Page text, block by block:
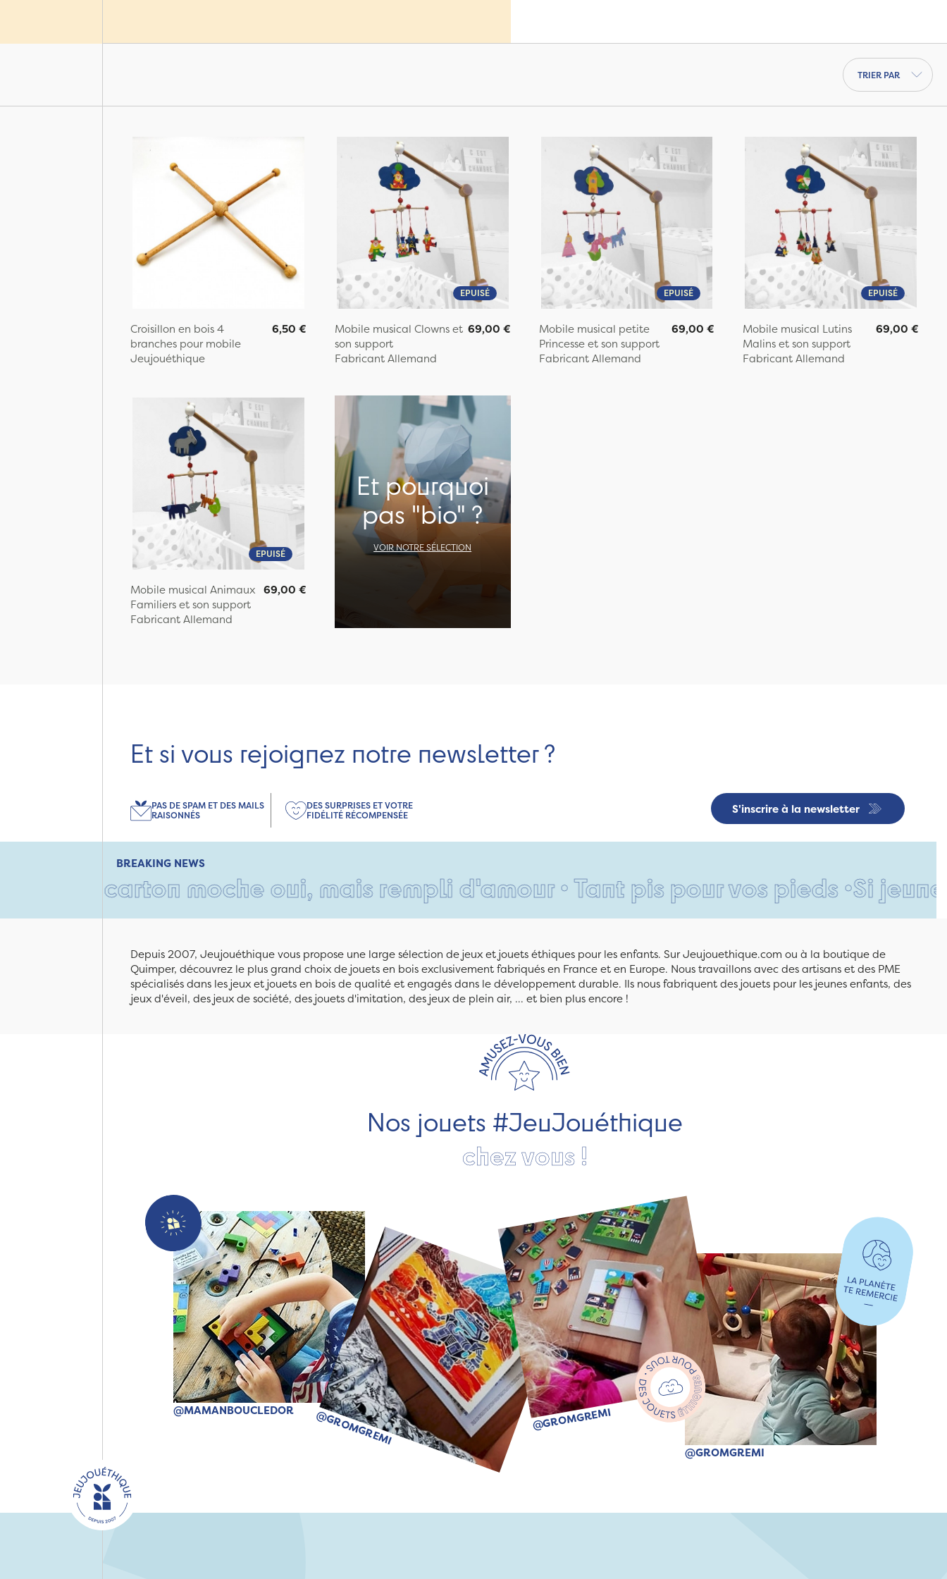
potence à fixer sur le berceau de bébé.
Trier par
Croisillon en bois 4
branches pour mobile
Jeujouéthique
6,50 €
EPUISÉ
Mobile musical Clowns et
son support
Fabricant Allemand
69,00 €
EPUISÉ
Mobile musical petite
Princesse et son support
Fabricant Allemand
69,00 €
EPUISÉ
Mobile musical Lutins
Malins et son support
Fabricant Allemand
69,00 €
EPUISÉ
Mobile musical Animaux
Familiers et son support
Fabricant Allemand
69,00 €
Et pourquoi
pas "bio" ?
VOIR NOTRE SÉLECTION
Et si vous rejoignez notre newsletter ?
S'inscrire à la newsletter
PAS DE SPAM ET DES MAILS
RAISONNÉS
DES SURPRISES ET VOTRE
FIDÉLITÉ RÉCOMPENSÉE
BREAKING NEWS
carton moche oui, mais rempli d'amour • Tant pis pour vos pieds •Si jeune et
Depuis 2007, Jeujouéthique vous propose une large sélection de jeux et jouets éthiques pour les enfants. Sur Jeujouethique.com ou à la boutique de
Quimper, découvrez le plus grand choix de jouets en bois exclusivement fabriqués en France et en Europe. Nous travaillons avec des artisans et des PME
spécialisés dans les jeux et jouets en bois de qualité et engagés dans le développement durable. Ils nous fabriquent des jouets pour les jeunes enfants, des
jeux d'éveil, des jeux de société, des jouets d'imitation, des jeux de plein air, ... et bien plus encore !
Nos jouets #JeuJouéthique
chez vous !
@MAMANBOUCLEDOR @GROMGREMI @GROMGREMI
@GROMGREMI